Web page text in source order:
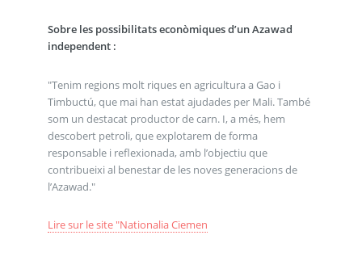
Sobre les possibilitats econòmiques d’un Azawad
independent :
"Tenim regions molt riques en agricultura a Gao i
Timbuctú, que mai han estat ajudades per Mali. També
som un destacat productor de carn. I, a més, hem
descobert petroli, que explotarem de forma
responsable i reflexionada, amb l’objectiu que
contribueixi al benestar de les noves generacions de
l’Azawad."
Lire sur le site "Nationalia Ciemen